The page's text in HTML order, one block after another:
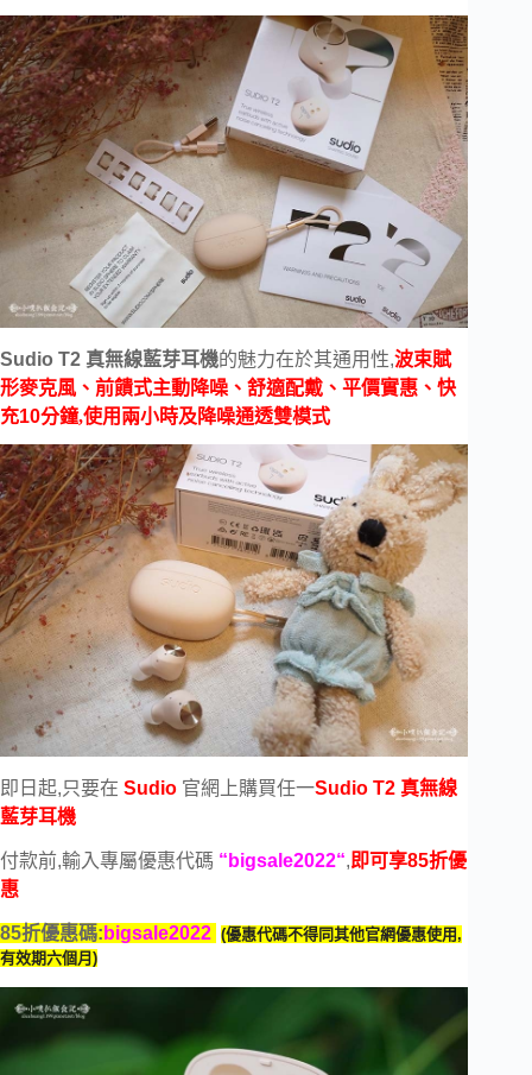
Sudio T2 真無線藍芽耳機的魅力在於其通用性,波束賦
形麥克風、前饋式主動降噪、舒適配戴、平價實惠、快
充10分鐘,使用兩小時及降噪通透雙模式
即日起,只要在 Sudio 官網上購買任一Sudio T2 真無線
藍芽耳機
付款前,輸入專屬優惠代碼 “ bigsale2022“,即可享85折優
惠
85折優惠碼: bigsale2022 (優惠代碼不得同其他官網優惠使用,
有效期六個月)